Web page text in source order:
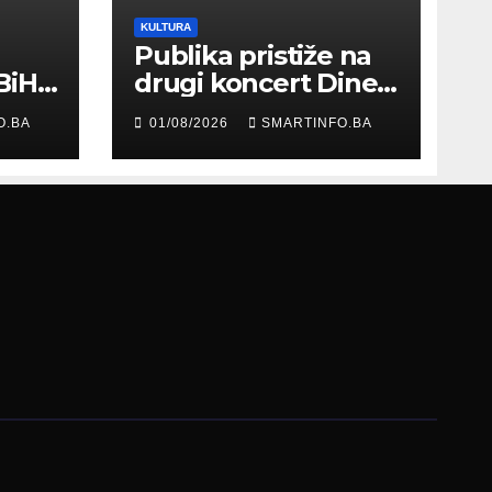
KULTURA
Publika pristiže na
drugi koncert Dine
Merlina na Koševu
01/08/2026 SMARTINFO.BA